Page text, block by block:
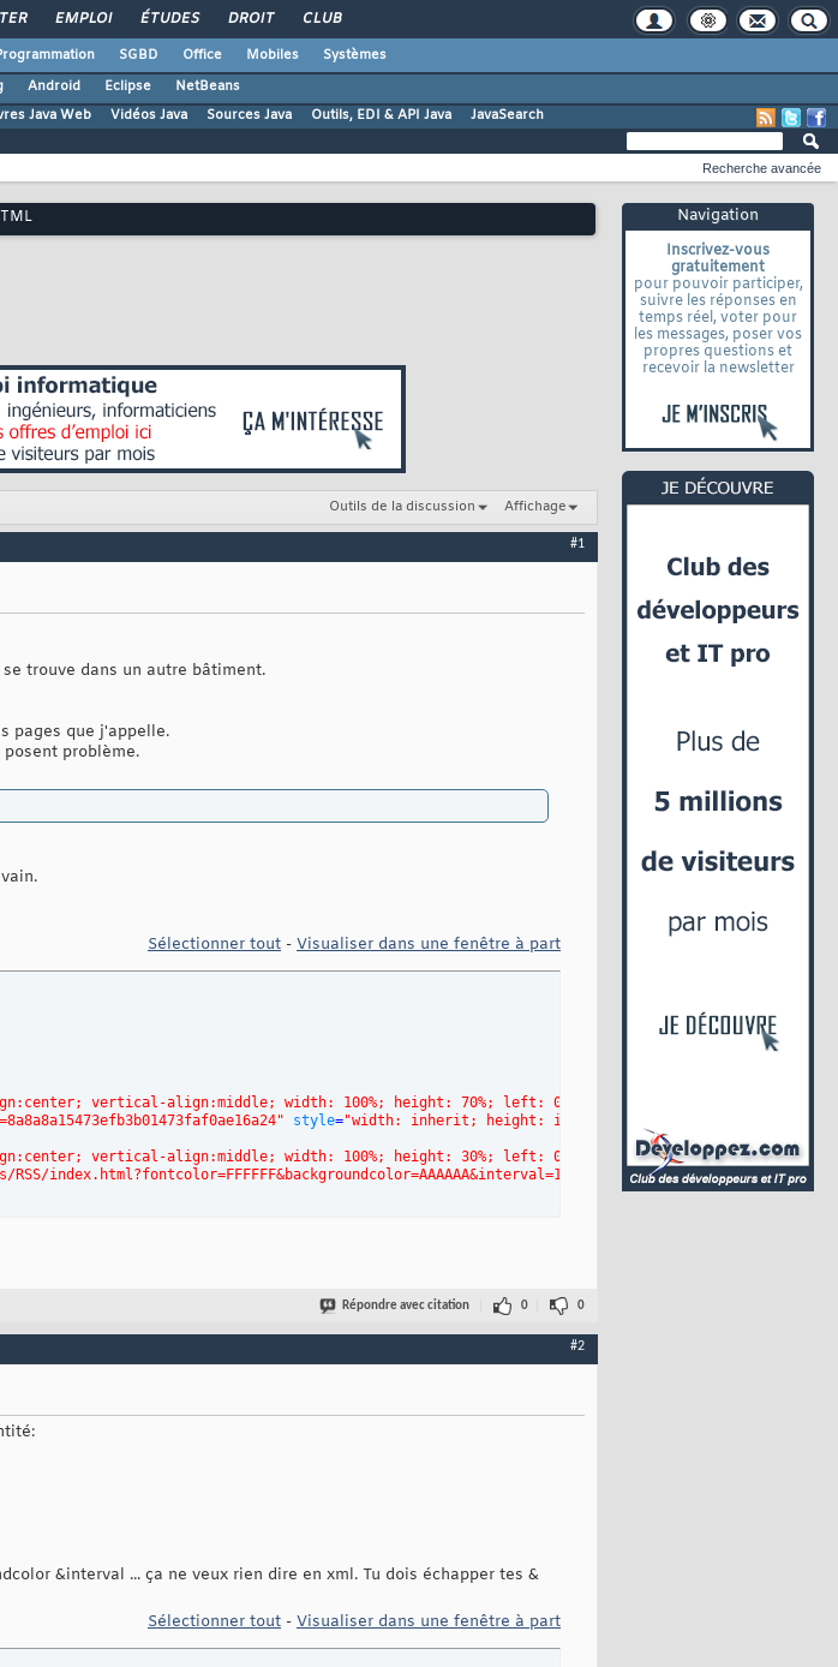
EMPLOI ÉTUDES DROIT CLUB
SGBD Office Mobiles
Systèmes
Android Eclipse
NetBeans
Java Web Vidéos Java Sources Java Outils, EDI & API Java JavaSearch
Navigation
Inscrivez-vous
gratuitement
pour pouvoir participer,
suivre les réponses en
temps réel, voter pour
les messages, poser vos
propres questions et
recevoir la newsletter
Recherche avancée
Outils de la discussion Affichage
#1
trouve dans un autre bâtiment.
pages que j'appelle.
problème.
Sélectionner tout - Visualiser dans une fenêtre à part
vertical-align:middle; width: 100%; height: 70%; left: 0%; top: 0%"
style="width: inherit; height: inherit"
vertical-align:middle; width: 100%; height: 30%; left: 0%; top: 70%">
index.html?fontcolor=FFFFFF&backgroundcolor=AAAAAA&interval=10&url=http://
Répondre avec citation 0 0
#2
&interval ... ça ne veux rien dire en xml. Tu dois échapper tes &
Sélectionner tout - Visualiser dans une fenêtre à part